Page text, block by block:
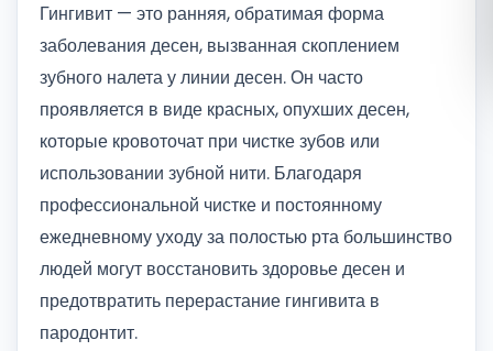
Гингивит — это ранняя, обратимая форма
заболевания десен, вызванная скоплением
зубного налета у линии десен. Он часто
проявляется в виде красных, опухших десен,
которые кровоточат при чистке зубов или
использовании зубной нити. Благодаря
профессиональной чистке и постоянному
ежедневному уходу за полостью рта большинство
людей могут восстановить здоровье десен и
предотвратить перерастание гингивита в
пародонтит.